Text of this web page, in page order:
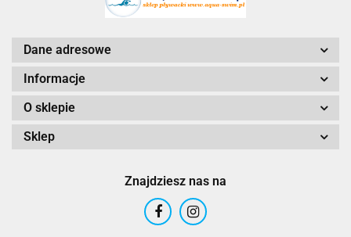
Dane adresowe
Informacje
O sklepie
Sklep
Znajdziesz nas na